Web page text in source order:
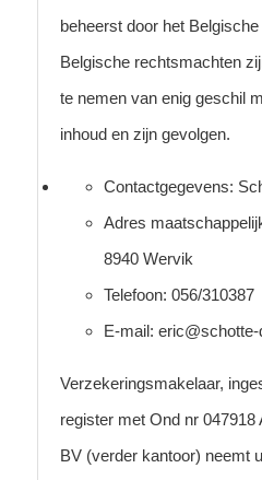
beheerst door het
Belgische rechtsmachten
te nemen van enig geschil
inhoud en zijn gevolgen.
Contactgegevens:
Adres
8940 Wervik
Telefoon: 056/310387
E-mail: eric@schotte-
Verzekeringsmakelaar,
register met Ond nr
BV (verder kantoor) neemt